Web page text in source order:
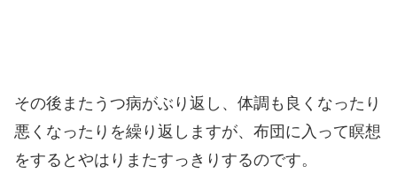
その後またうつ病がぶり返し、体調も良くなったり
悪くなったりを繰り返しますが、布団に入って瞑想
をするとやはりまたすっきりするのです。